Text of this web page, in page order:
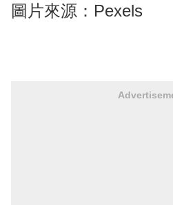
圖片來源：Pexels